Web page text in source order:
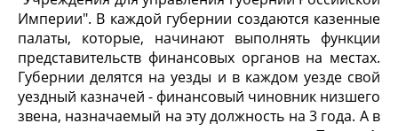
Империи". В каждой губернии создаются казенные
палаты, которые, начинают выполнять функции
представительств финансовых органов на местах.
Губернии делятся на уезды и в каждом уезде свой
уездный казначей - финансовый чиновник низшего
звена, назначаемый на эту должность на 3 года. А в